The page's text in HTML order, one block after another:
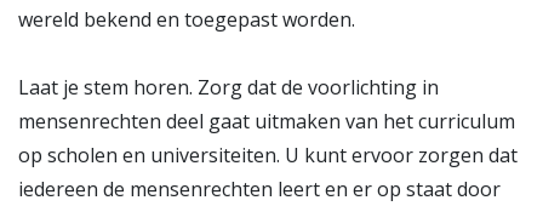
wereld bekend en toegepast worden.
Laat je stem horen. Zorg dat de voorlichting in
mensenrechten deel gaat uitmaken van het curriculum
op scholen en universiteiten. U kunt ervoor zorgen dat
iedereen de mensenrechten leert en er op staat door